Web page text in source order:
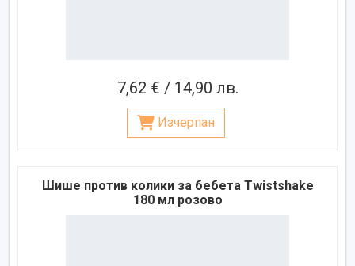
7,62 € / 14,90 лв.
Изчерпан
Шише против колики за бебета Twistshake
180 мл розово